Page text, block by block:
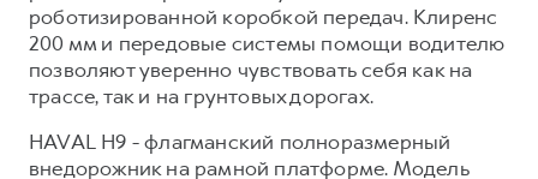
роботизированной коробкой передач. Клиренс
200 мм и передовые системы помощи водителю
позволяют уверенно чувствовать себя как на
трассе, так и на грунтовых дорогах.
HAVAL H9 - флагманский полноразмерный
внедорожник на рамной платформе. Модель